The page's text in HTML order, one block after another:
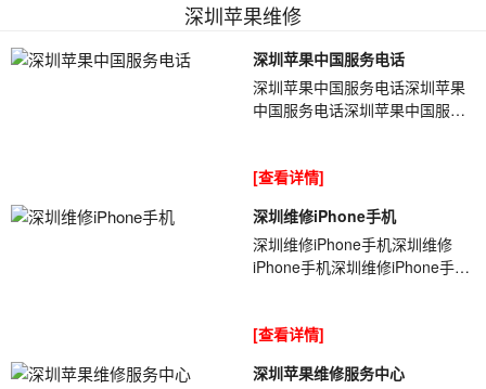
深圳苹果维修
深圳苹果中国服务电话
深圳苹果中国服务电话深圳苹果
中国服务电话深圳苹果中国服务
高,漏电电...
[查看详情]
深圳维修iPhone手机
深圳维修iPhone手机深圳维修
iPhone手机深圳维修iPhone手机
致烧了，现在手...
[查看详情]
深圳苹果维修服务中心